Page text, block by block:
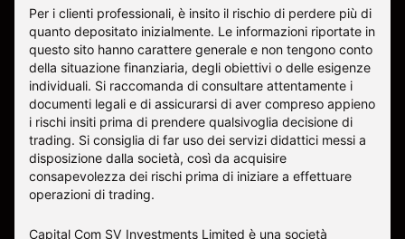
Per i clienti professionali, è insito il rischio di perdere più di
quanto depositato inizialmente. Le informazioni riportate in
questo sito hanno carattere generale e non tengono conto
della situazione finanziaria, degli obiettivi o delle esigenze
individuali. Si raccomanda di consultare attentamente i
documenti legali e di assicurarsi di aver compreso appieno
i rischi insiti prima di prendere qualsivoglia decisione di
trading. Si consiglia di far uso dei servizi didattici messi a
disposizione dalla società, così da acquisire
consapevolezza dei rischi prima di iniziare a effettuare
operazioni di trading.
Capital Com SV Investments Limited è una società